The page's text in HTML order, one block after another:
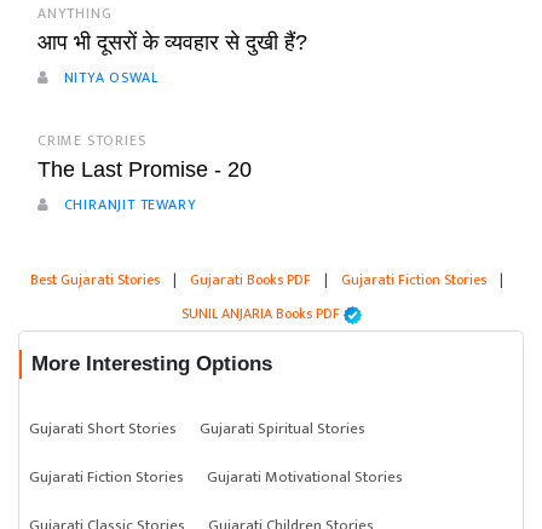
ANYTHING
आप भी दूसरों के व्यवहार से दुखी हैं?
NITYA OSWAL
CRIME STORIES
The Last Promise - 20
CHIRANJIT TEWARY
Best Gujarati Stories | Gujarati Books PDF | Gujarati Fiction Stories |
SUNIL ANJARIA Books PDF
More Interesting Options
Gujarati Short Stories
Gujarati Spiritual Stories
Gujarati Fiction Stories
Gujarati Motivational Stories